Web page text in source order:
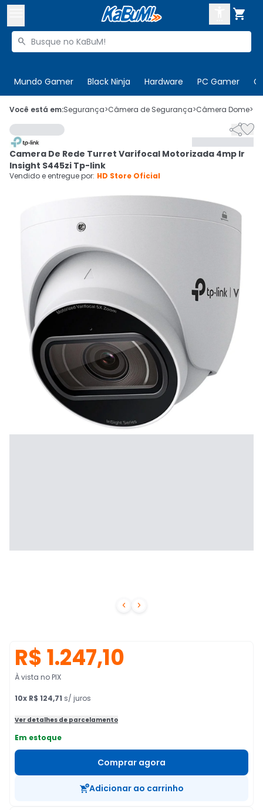

Buscar produtos

Mundo Gamer Black Ninja Hardware PC Gamer
 Olá. Acesse sua conta
 Departamentos
Cupons
CADASTRE-SE
Você está em:Segurança>Câmera de Segurança>Câmera Dome>
 

Camera De Rede Turret Varifocal Motorizada 4mp Ir
Insight S445zi Tp-link
Vendido e entregue por: HD Store Oficial
R$ 1.247,10
À vista no PIX
10x R$ 124,71 s/ juros
Ver detalhes de parcelamento
Em estoque
Comprar agora
Adicionar ao carrinho